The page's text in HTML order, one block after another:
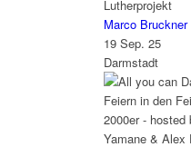
Marco
19 Sep. 25
Darmstadt